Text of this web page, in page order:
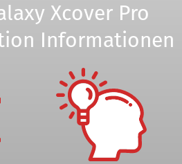
Xcover Pro
Informationen